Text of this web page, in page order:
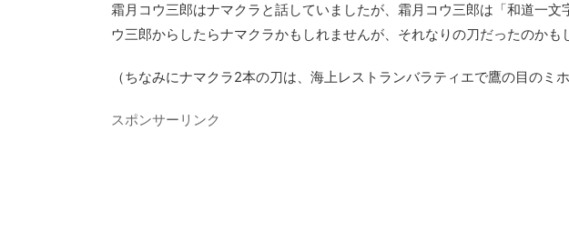
霜月コウ三郎はナマクラと話していましたが、霜月コウ三郎は「和道一文
ウ三郎からしたらナマクラかもしれませんが、それなりの刀だったのかも
（ちなみにナマクラ2本の刀は、海上レストランバラティエで鷹の目のミ
スポンサーリンク